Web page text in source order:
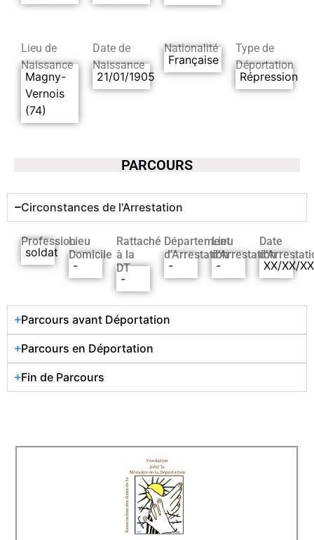
Lieu de
Naissance
Magny-
Vernois
(74)
Date de
Naissance
21/01/1905
Nationalité
Française
Type de
Déportation
Répression
PARCOURS
Circonstances de l'Arrestation
Profession
soldat
Lieu
Domicile
-
Rattaché
à la
DT
-
Département
d’Arrestation
-
Lieu
d’Arrestation
-
Date
XX/XX/
Parcours avant Déportation
Parcours en Déportation
Fin de Parcours